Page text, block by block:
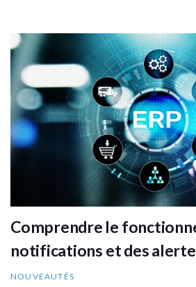
Comprendre le
notifications et des
NOUVEAUTÉS